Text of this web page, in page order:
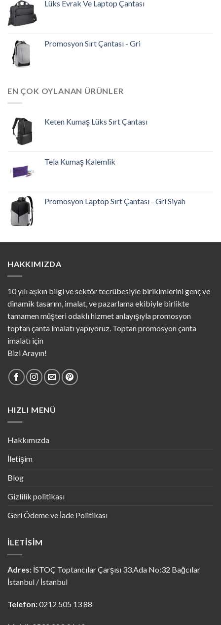
Lüks Evrak Ve Laptop Çantası
Promosyon Sırt Çantası - Gri
EN ÇOK OYLANAN ÜRÜNLER
Keten Kumaş Lüks Sırt Çantası
Tela Kumaş Kalemlik
Promosyon Laptop Sırt Çantası - Gri Siyah
HAKKIMIZDA
10 yılı aşkın bilgi ve sektör tecrübesiyle birikimlerini genç ve
dinamik tasarım, imalat, ve pazarlama ekibiyle birlikte
tamamen müşteri odaklı hizmet anlayışıyla promosyon
toptan çanta imalatı yapıyoruz. Toptan promosyon çanta
imalatı için
Bizi Arayın!
HIZLI MENÜ
Hakkımızda
İletişim
Blog
Gizlilik politikası
Geri Ödeme ve İade Politikası
İLETISIM
Adres: İSTOÇ Toptancılar Çarşısı 33.Ada No:32 Bağcılar
İstanbul / İstanbul
Telefon:0212 505 13 88